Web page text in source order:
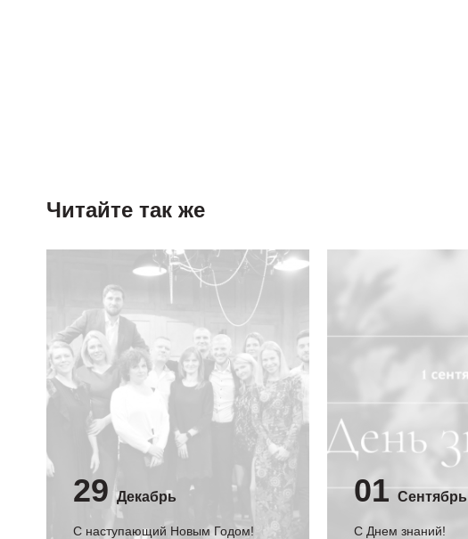
Читайте так же
29 Декабрь
С наступающий Новым Годом!
01 Сентябрь
C Днем знаний!